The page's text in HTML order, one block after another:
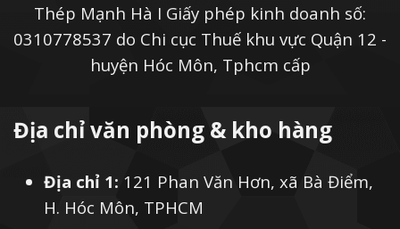
Thép Mạnh Hà I Giấy phép kinh doanh số:
0310778537 do Chi cục Thuế khu vực Quận 12 -
huyện Hóc Môn, Tphcm cấp
Địa chỉ văn phòng & kho hàng
Địa chỉ 1: 121 Phan Văn Hơn, xã Bà Điểm,
H. Hóc Môn, TPHCM